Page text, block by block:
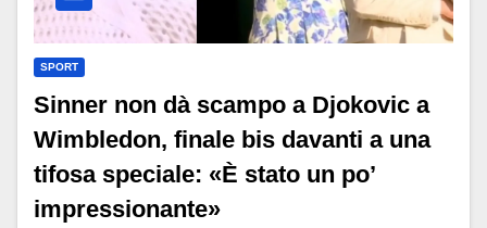
SPORT
Sinner non dà scampo a Djokovic a
Wimbledon, finale bis davanti a una
tifosa speciale: «È stato un po’
impressionante»